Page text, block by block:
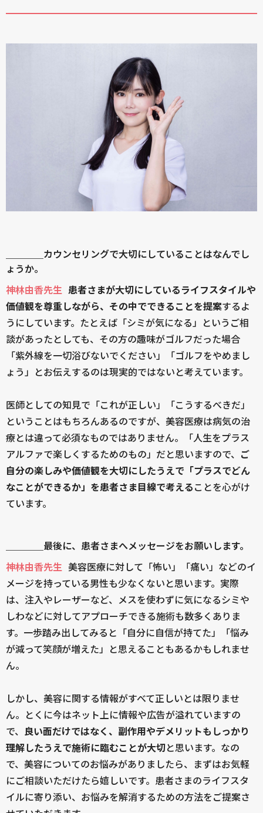
＿＿＿＿カウンセリングで大切にしていることはなんでし
ょうか。
神林由香先生
患者さまが大切にしているライフスタイルや
価値観を尊重しながら、その中でできることを提案するよ
うにしています。たとえば「シミが気になる」というご相
談があったとしても、その方の趣味がゴルフだった場合
「紫外線を一切浴びないでください」「ゴルフをやめまし
ょう」とお伝えするのは現実的ではないと考えています。
医師としての知見で「これが正しい」「こうするべきだ」
ということはもちろんあるのですが、美容医療は病気の治
療とは違って必須なものではありません。「人生をプラス
アルファで楽しくするためのもの」だと思いますので、
ご
自分の楽しみや価値観を大切にしたうえで「プラスでどん
なことができるか」を患者さま目線で考える ことを心がけ
ています。
＿＿＿＿最後に、患者さまへメッセージをお願いします。
神林由香先生 美容医療に対して「怖い」「痛い」などのイ
メージを持っている男性も少なくないと思います。実際
は、注入やレーザーなど、メスを使わずに気になるシミや
しわなどに対してアプローチできる施術も数多くありま
す。一歩踏み出してみると「自分に自信が持てた」「悩み
が減って笑顔が増えた」と思えることもあるかもしれませ
ん。
しかし、美容に関する情報がすべて正しいとは限りませ
ん。とくに今はネット上に情報や広告が溢れていますの
で、
良い面だけではなく、副作用やデメリットもしっかり
理解したうえで施術に臨むことが大切と思います。なの
で、美容についてのお悩みがありましたら、まずはお気軽
にご相談いただけたら嬉しいです。患者さまのライフスタ
イルに寄り添い、お悩みを解消するための方法をご提案さ